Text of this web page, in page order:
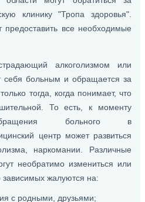
клинику "Тропа здоровья".
все необходимые
алкоголизмом или
себя больным и обращается за
тогда, когда понимает, что
То есть, к моменту
обращения больного в
центр может развиться
наркомании. Различные
необратимо измениться или
зависимых жалуются на:
с родными, друзьями;